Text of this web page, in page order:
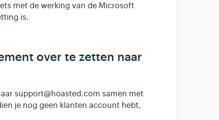
met de werking van de Microsoft
is.
over te zetten naar
support@hoasted.com samen met
je nog geen klanten account hebt,